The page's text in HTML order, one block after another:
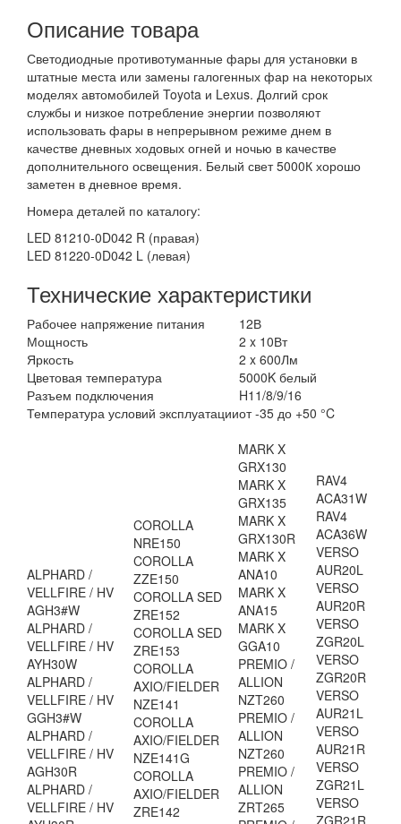
Описание товара
Светодиодные противотуманные фары для установки в
штатные места или замены галогенных фар на некоторых
моделях автомобилей Toyota и Lexus. Долгий срок
службы и низкое потребление энергии позволяют
использовать фары в непрерывном режиме днем в
качестве дневных ходовых огней и ночью в качестве
дополнительного освещения. Белый свет 5000К хорошо
заметен в дневное время.
Номера деталей по каталогу:
LED 81210-0D042 R (правая)
LED 81220-0D042 L (левая)
Технические характеристики
Рабочее напряжение питания
12В
Мощность
2 x 10Вт
Яркость
2 x 600Лм
Цветовая температура
5000K белый
Разъем подключения
H11/8/9/16
Температура условий эксплуатацииот -35 до +50 °C
ALPHARD /
VELLFIRE / HV
AGH3#W
ALPHARD /
VELLFIRE / HV
AYH30W
ALPHARD /
VELLFIRE / HV
GGH3#W
ALPHARD /
VELLFIRE / HV
AGH30R
ALPHARD /
VELLFIRE / HV
COROLLA
NRE150
COROLLA
ZZE150
COROLLA SED
ZRE152
COROLLA SED
ZRE153
COROLLA
AXIO/FIELDER
NZE141
COROLLA
AXIO/FIELDER
NZE141G
COROLLA
AXIO/FIELDER
ZRE142
MARK X
GRX130
MARK X
GRX135
MARK X
GRX130R
MARK X
ANA10
MARK X
ANA15
MARK X
GGA10
PREMIO /
ALLION
NZT260
PREMIO /
ALLION
NZT260
PREMIO /
ALLION
ZRT265
RAV4
ACA31W
RAV4
ACA36W
VERSO
AUR20L
VERSO
AUR20R
VERSO
ZGR20L
VERSO
ZGR20R
VERSO
AUR21L
VERSO
AUR21R
VERSO
ZGR21L
VERSO
ZGR21R